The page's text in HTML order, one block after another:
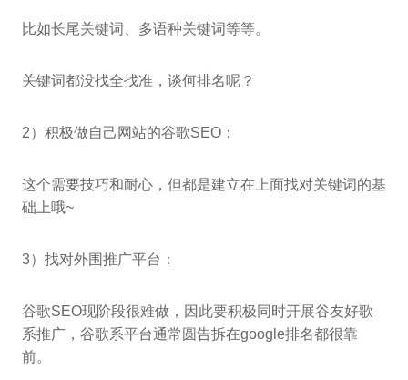
比如长尾关键词、多语种关键词等等。
关键词都没找全找准，谈何排名呢？
2）积极做自己网站的谷歌SEO：
这个需要技巧和耐心，但都是建立在上面找对关键词的基
础上哦~
3）找对外围推广平台：
谷歌SEO现阶段很难做，因此要积极同时开展谷友好歌
系推广，谷歌系平台通常圆告拆在google排名都很靠
前。